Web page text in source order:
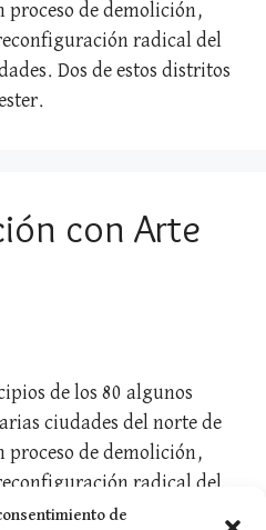
de
de demolición,
radical del
Dos de estos distritos
con Arte
de los 80 algunos
ciudades del norte de
de demolición,
radical del
Dos de estos distritos